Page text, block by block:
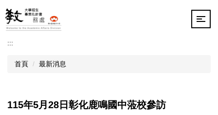
跳
到
主
內
:::
首頁 最新消息
115年5月28日彰化鹿鳴國中蒞校參訪